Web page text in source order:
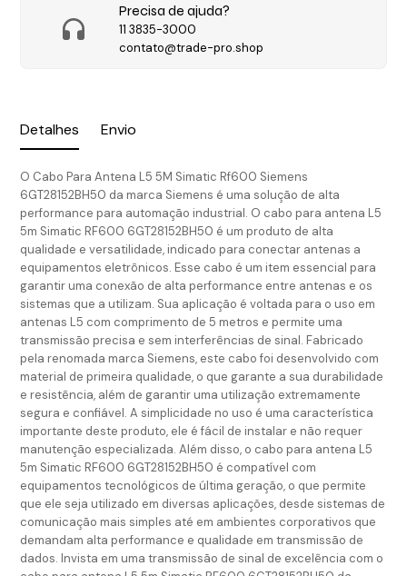
Detalhes Envio
O Cabo Para Antena L5 5M Simatic Rf600 Siemens
6GT28152BH50 da marca Siemens é uma solução de alta
performance para automação industrial. O cabo para antena L5
5m Simatic RF600 6GT28152BH50 é um produto de alta
qualidade e versatilidade, indicado para conectar antenas a
equipamentos eletrônicos. Esse cabo é um item essencial para
garantir uma conexão de alta performance entre antenas e os
sistemas que a utilizam. Sua aplicação é voltada para o uso em
antenas L5 com comprimento de 5 metros e permite uma
transmissão precisa e sem interferências de sinal. Fabricado
pela renomada marca Siemens, este cabo foi desenvolvido com
material de primeira qualidade, o que garante a sua durabilidade
e resistência, além de garantir uma utilização extremamente
segura e confiável. A simplicidade no uso é uma característica
importante deste produto, ele é fácil de instalar e não requer
manutenção especializada. Além disso, o cabo para antena L5
5m Simatic RF600 6GT28152BH50 é compatível com
equipamentos tecnológicos de última geração, o que permite
que ele seja utilizado em diversas aplicações, desde sistemas de
comunicação mais simples até em ambientes corporativos que
demandam alta performance e qualidade em transmissão de
dados. Invista em uma transmissão de sinal de excelência com o
Precisa de ajuda?
11 3835-3000
contato@trade-pro.shop